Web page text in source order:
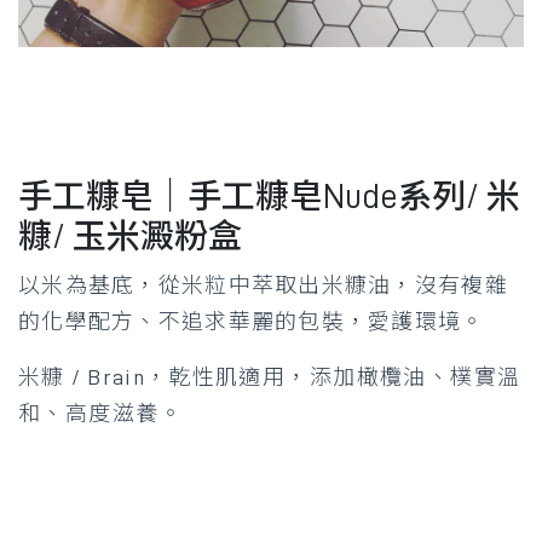
手工糠皂｜手工糠皂Nude系列/ 米
糠/ 玉米澱粉盒
以米為基底，從米粒中萃取出米糠油，沒有複雜
的化學配方、不追求華麗的包裝，愛護環境。
米糠 / Brain， 乾性肌適用， 添加橄欖油、樸實溫
和、高度滋養。